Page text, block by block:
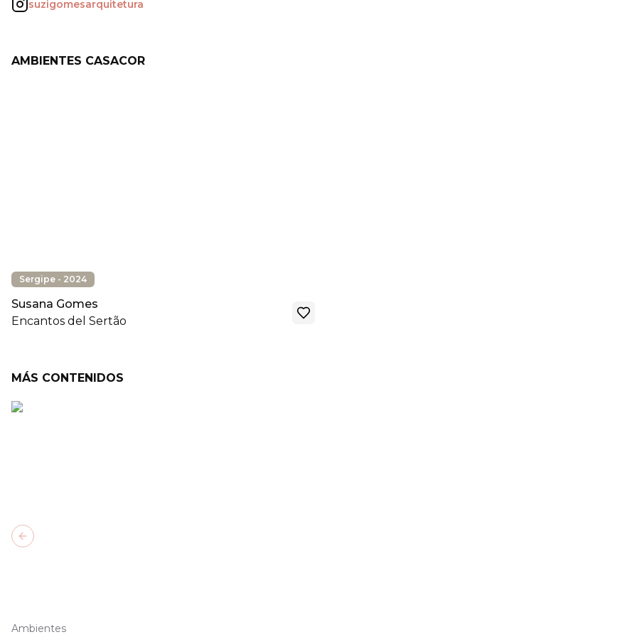
suzigomesarquitetura
AMBIENTES CASACOR
Sergipe - 2024
Susana Gomes
Encantos del Sertão
MÁS CONTENIDOS
Ambientes
Previous slide